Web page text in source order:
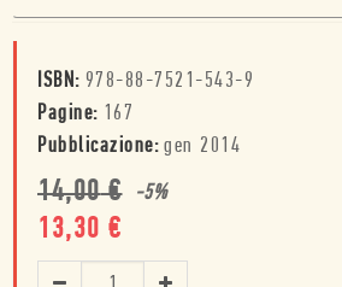
ISBN: 978-88-7521-543-9
Pagine: 167
Pubblicazione: gen 2014
14,00€ -5%
13,30 €